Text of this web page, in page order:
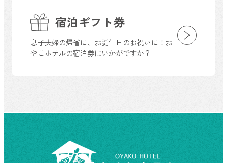
宿泊ギフト券
息子夫婦の帰省に、お誕生日のお祝いに！お
やこホテルの宿泊券はいかがですか？